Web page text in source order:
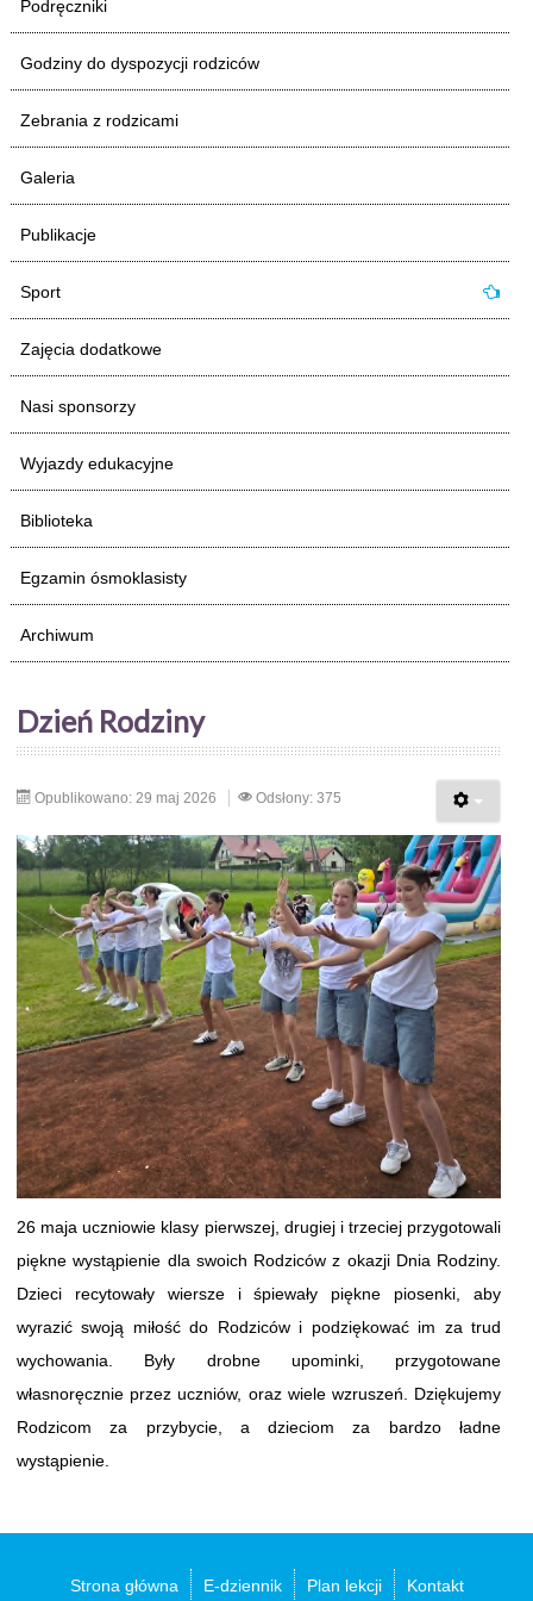
Sport
Standardy ochrony małoletnich
MEN
ORE
SEO
Wypoczynek MEN
Kuratorium Oświaty
Doradztwo zawodowe
RODN WOM Bielsko-Biała
Reforma Systemu Edukacji
Podręczniki
Godziny do dyspozycji rodziców
Zebrania z rodzicami
Galeria
Publikacje
Sport
Zajęcia dodatkowe
Nasi sponsorzy
Wyjazdy edukacyjne
Biblioteka
Egzamin ósmoklasisty
Archiwum
Dzień Rodziny
Opublikowano: 29 maj 2026 Odsłony: 375
26 maja uczniowie klasy pierwszej, drugiej i trzeciej przygotowali
piękne wystąpienie dla swoich Rodziców z okazji Dnia Rodziny.
Dzieci recytowały wiersze i śpiewały piękne piosenki, aby
wyrazić swoją miłość do Rodziców i podziękować im za trud
wychowania. Były drobne upominki, przygotowane
własnoręcznie przez uczniów, oraz wiele wzruszeń. Dziękujemy
Rodzicom za przybycie, a dzieciom za bardzo ładne
wystąpienie.
Strona główna E-dziennik Plan lekcji Kontakt